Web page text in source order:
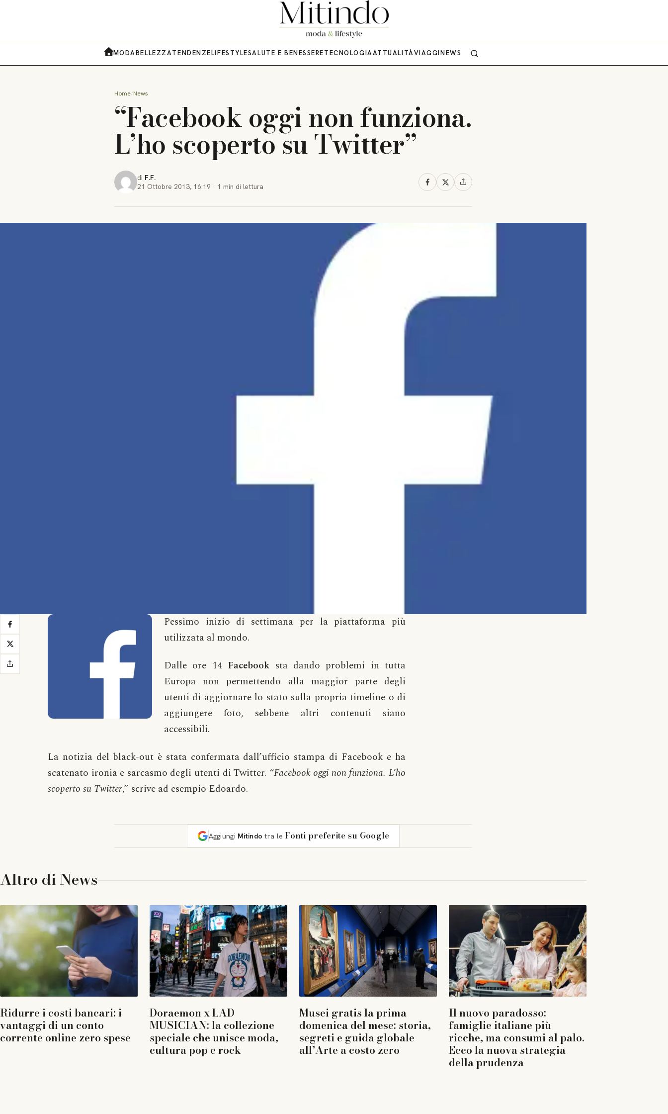
MODABELLEZZATENDENZELIFESTYLESALUTE E BENESSERETECNOLOGIAATTUALITÀVIAGGINEWS
Home News
“Facebook oggi non funziona.
L’ho scoperto su Twitter”
di F.F.
21 Ottobre 2013, 16:19 · 1 min di lettura
Pessimo inizio di settimana per la piattaforma più
utilizzata al mondo.
Dalle ore 14 Facebook sta dando problemi in tutta
Europa non permettendo alla maggior parte degli
utenti di aggiornare lo stato sulla propria timeline o di
aggiungere foto, sebbene altri contenuti siano
accessibili.
La notizia del black-out è stata confermata dall’ufficio stampa di Facebook e ha
scatenato ironia e sarcasmo degli utenti di Twitter. “Facebook oggi non funziona. L’ho
scoperto su Twitter,” scrive ad esempio Edoardo.
Aggiungi Mitindo tra le Fonti preferite su Google
Altro diNews
Ridurre i costi bancari: i
vantaggi di un conto
corrente online zero spese
Doraemon x LAD
MUSICIAN: la collezione
speciale che unisce moda,
cultura pop e rock
Musei gratis la prima
domenica del mese: storia,
segreti e guida globale
all’Arte a costo zero
Il nuovo paradosso:
famiglie italiane più
ricche, ma consumi al palo.
Ecco la nuova strategia
della prudenza